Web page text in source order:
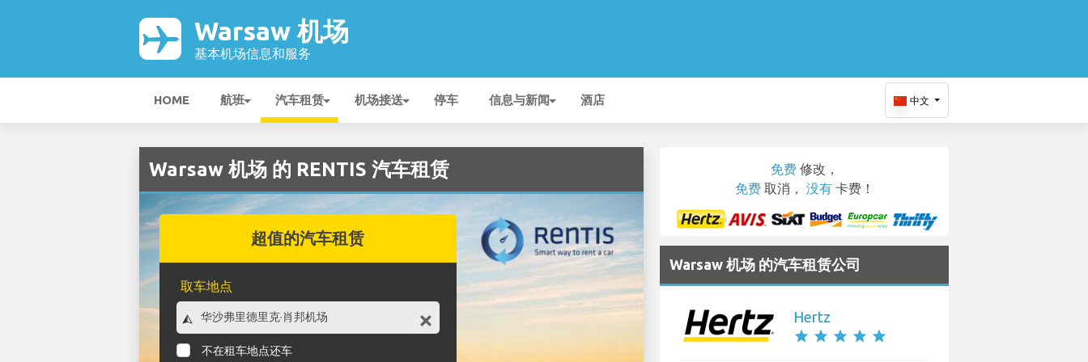
Warsaw 机场
基本机场信息和服务
HOME 航班 汽车租赁 机场接送 停车 信息与新闻 酒店 中文
Warsaw 机场 的 RENTIS 汽车租赁
超值的汽车租赁
取车地点
不在租车地点还车
免费 修改，
免费 取消， 没有 卡费！
Warsaw 机场 的汽车租赁公司
Hertz
star star star star star